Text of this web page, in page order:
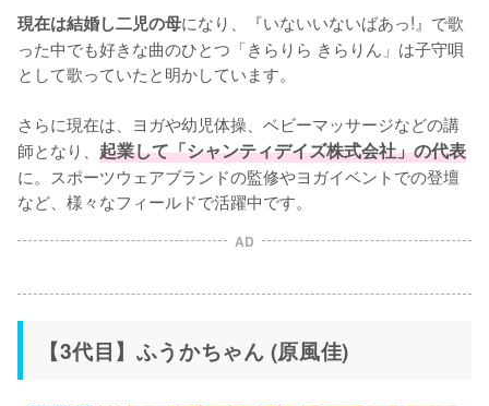
現在は結婚し二児の母になり、『いないいないばあっ!』で歌
った中でも好きな曲のひとつ「きらりら きらりん」は子守唄
として歌っていたと明かしています。
さらに現在は、ヨガや幼児体操、ベビーマッサージなどの講
師となり、 起業して「シャンティデイズ株式会社」の代表
に。スポーツウェアブランドの監修やヨガイベントでの登壇
など、様々なフィールドで活躍中です。
AD
【3代目】ふうかちゃん (原風佳)